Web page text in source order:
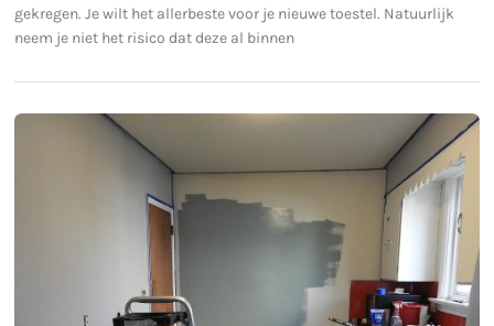
gekregen. Je wilt het allerbeste voor je nieuwe toestel. Natuurlijk
neem je niet het risico dat deze al binnen